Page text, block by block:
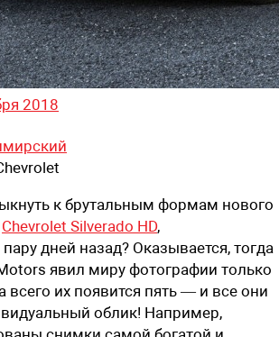
2018
к брутальным формам нового
Chevrolet Silverado HD,
дней назад? Оказывается, тогда
явил миру фотографии только
всего их появится пять — и все они
облик! Например,